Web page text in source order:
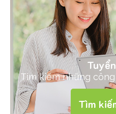
Tìm kiếm những
Tìm